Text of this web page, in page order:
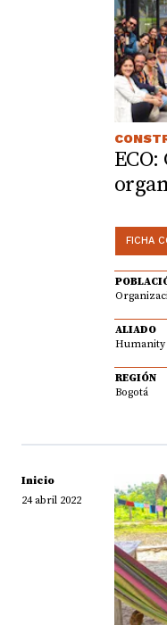
FICHA
ALIADO
REGIÓN
Bogotá
Inicio
24 abril 2022